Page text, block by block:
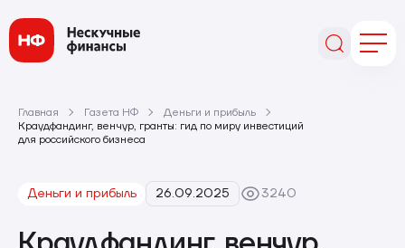
Главная Газета НФ
Деньги и прибыль
Краудфандинг, венчур, гранты: гид по миру инвестиций
для российского бизнеса
Деньги и прибыль 26.09.2025 3240